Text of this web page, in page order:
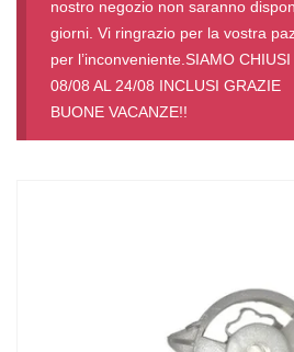
nostro negozio non saranno
giorni. Vi ringrazio per la vostra
per l’inconveniente.SIAMO CHIUSI
08/08 AL 24/08 INCLUSI GRAZIE
BUONE VACANZE!!